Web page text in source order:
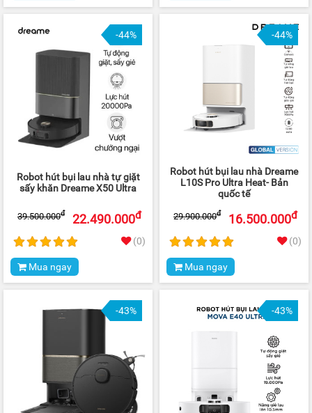
-44%
Robot hút bụi lau nhà tự giặt
sấy khăn Dreame X50 Ultra
22.490.000đ
39.500.000đ
(0)
Mua ngay
-44%
Robot hút bụi lau nhà Dreame
L10S Pro Ultra Heat- Bản
quốc tế
16.500.000đ
29.900.000đ
(0)
Mua ngay
-43% -43%